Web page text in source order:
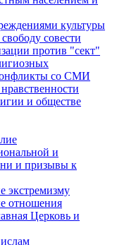
культуры
совести
против "сект"
со СМИ
и обществе
и
и призывы к
экстремизму
отношения
Церковь и